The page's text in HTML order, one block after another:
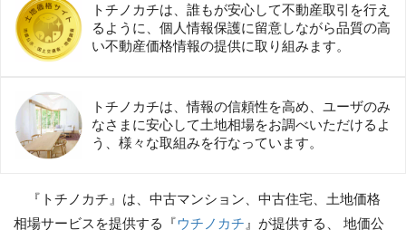
トチノカチは、誰もが安心して不動産取引を行え
るように、個人情報保護に留意しながら品質の高
い不動産価格情報の提供に取り組みます。
トチノカチは、情報の信頼性を高め、ユーザのみ
なさまに安心して土地相場をお調べいただけるよ
う、様々な取組みを行なっています。
『トチノカチ』は、中古マンション、中古住宅、土地価格
相場サービスを提供する『 ウチノカチ 』が提供する、 地価公